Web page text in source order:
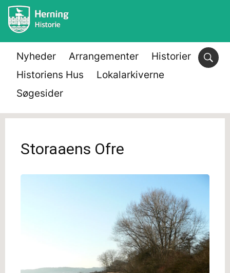
Nyheder Arrangementer
Historier
Historiens Hus
Lokalarkiverne
Søgesider
Storaaens Ofre